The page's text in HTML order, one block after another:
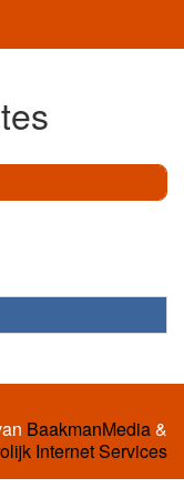
BaakmanMedia&
Internet Services